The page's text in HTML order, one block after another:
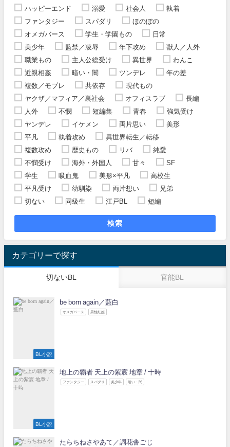
ハッピーエンド 溺愛 社会人
執着
ファンタジー
スパダリ
ほのぼの
オメガバース
学生・学園もの
日常
美少年
監禁／凌辱 年下攻め
獣人／人外
職業もの
主人公総受け 異世界
わんこ
近親相姦
暗い・闇 ツンデレ
年の差
複数／モブレ
共依存
現代もの
ヤクザ／マフィア／裏社会
オフィスラブ
長編
人外
不憫 短編集 青春
強気受け
ヤンデレ
イケメン 両片思い
美形
平凡
執着攻め
異世界転生／転移
複数攻め
歴史もの リバ
純愛
不憫受け
海外・外国人 甘々
SF
学生
吸血鬼 美形×平凡
高校生
平凡受け
幼馴染 両片想い
兄弟
切ない
同級生 江戸BL 短編
検索
カテゴリーで探す
切ないBL 官能BL
BL小説
be born again／藍白
オメガバース 男性妊娠
BL小説
地上の覇者 天上の紫宸 地章 / 十時
ファンタジー スパダリ 美少年 暗い・闇
たらちねさやあて／詞花舎ごじ